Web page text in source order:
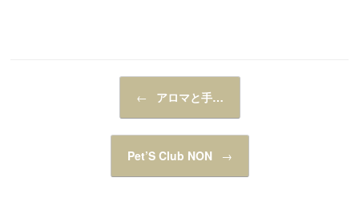
← アロマと手…
Pet’S Club NON →